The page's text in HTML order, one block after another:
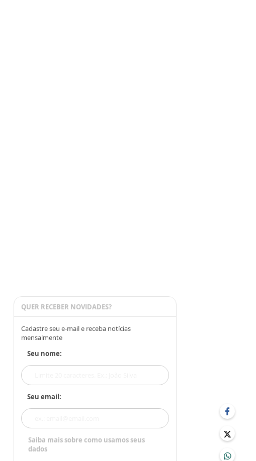
QUER RECEBER NOVIDADES?
Cadastre seu e-mail e receba notícias
mensalmente
Seu nome:
Seu email:
Saiba mais sobre como usamos seus
dados